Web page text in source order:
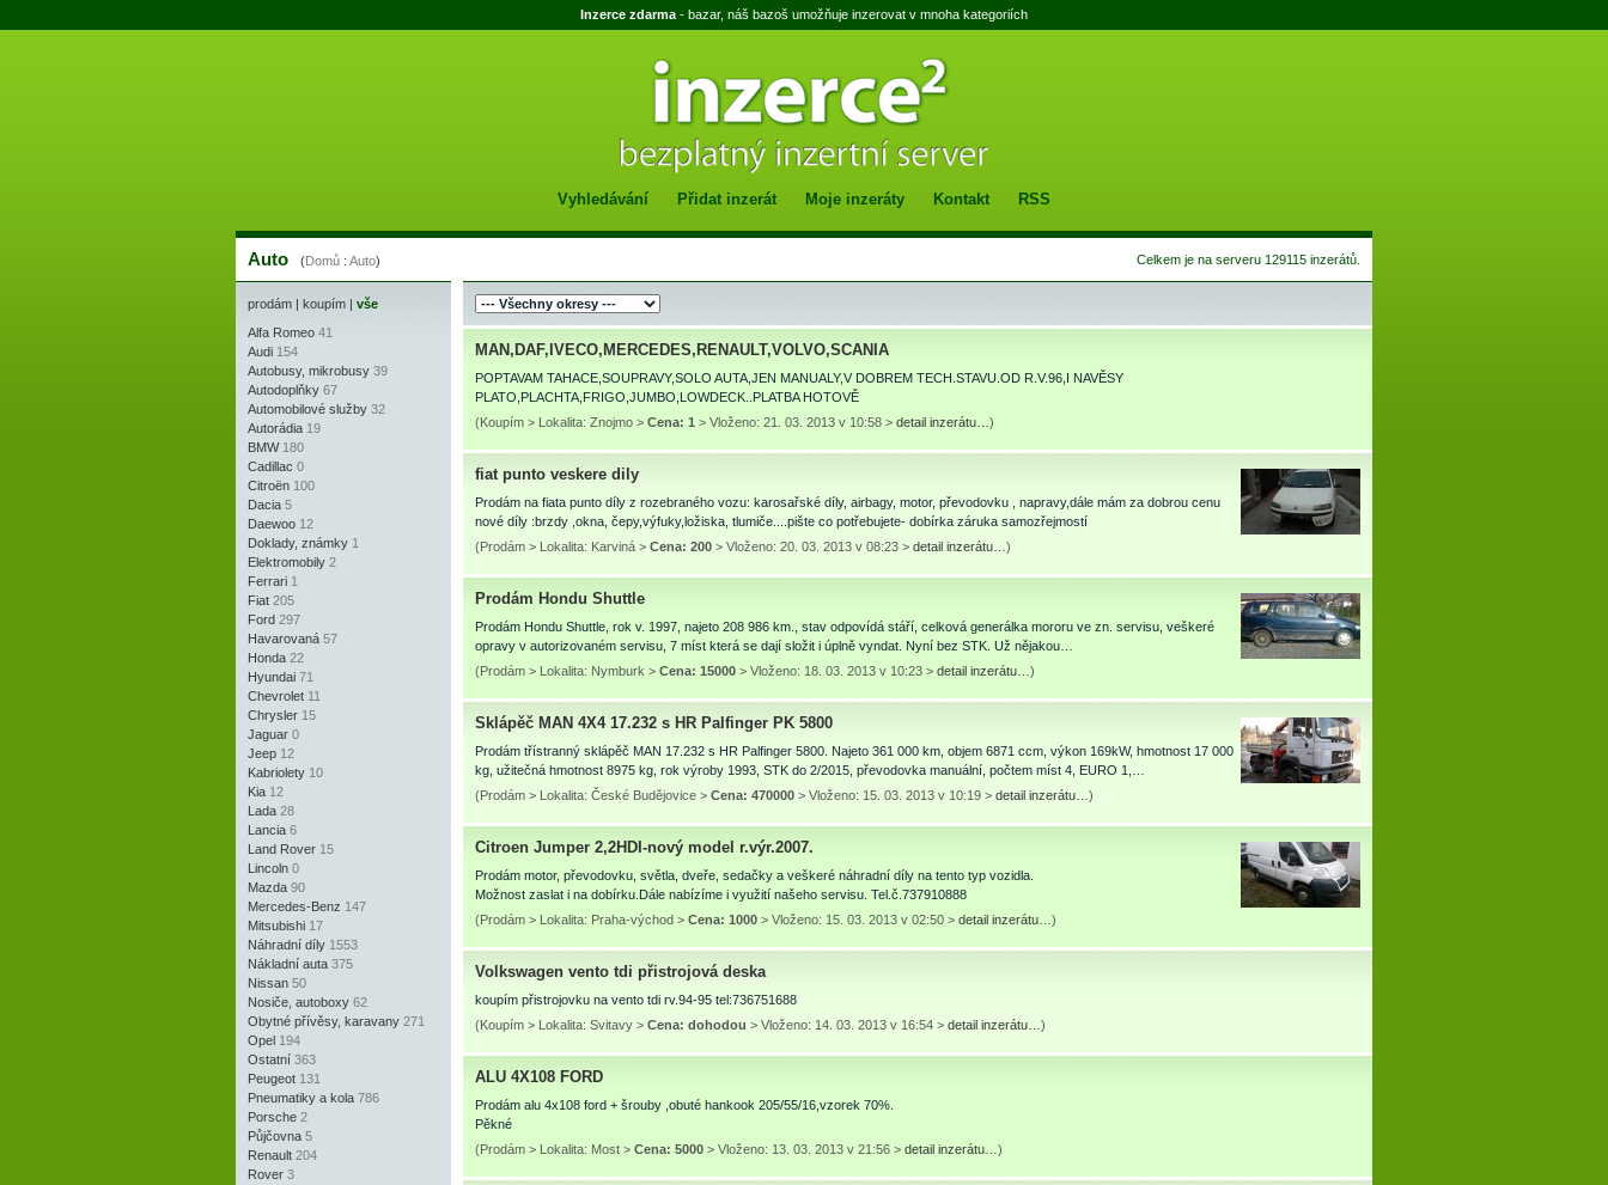
Inzerce zdarma - bazar, náš bazoš umožňuje inzerovat v mnoha kategoriích
Vyhledávání Přidat inzerát Moje inzeráty Kontakt RSS
Celkem je na serveru 129115 inzerátů.
Auto (Domů : Auto)
prodám | koupím | vše
Alfa Romeo 41
Audi 154
Autobusy, mikrobusy 39
Autodoplňky 67
Automobilové služby 32
Autorádia 19
BMW 180
Cadillac 0
Citroën 100
Dacia 5
Daewoo 12
Doklady, známky 1
Elektromobily 2
Ferrari 1
Fiat 205
Ford 297
Havarovaná 57
Honda 22
Hyundai 71
Chevrolet 11
Chrysler 15
Jaguar 0
Jeep 12
Kabriolety 10
Kia 12
Lada 28
Lancia 6
Land Rover 15
Lincoln 0
Mazda 90
Mercedes-Benz 147
Mitsubishi 17
Náhradní díly 1553
Nákladní auta 375
Nissan 50
Nosiče, autoboxy 62
Obytné přívěsy, karavany 271
Opel 194
Ostatní 363
Peugeot 131
Pneumatiky a kola 786
Porsche 2
Půjčovna 5
Renault 204
Rover 3
MAN,DAF,IVECO,MERCEDES,RENAULT,VOLVO,SCANIA
POPTAVAM TAHACE,SOUPRAVY,SOLO AUTA,JEN MANUALY,V DOBREM TECH.STAVU.OD R.V.96,I NAVĚSY
PLATO,PLACHTA,FRIGO,JUMBO,LOWDECK..PLATBA HOTOVĚ
(Koupím > Lokalita: Znojmo > Cena: 1 > Vloženo: 21. 03. 2013 v 10:58 > detail inzerátu… )
fiat punto veskere dily
Prodám na fiata punto díly z rozebraného vozu: karosařské díly, airbagy, motor, převodovku , napravy,dále mám za dobrou cenu
nové díly :brzdy ,okna, čepy,výfuky,ložiska, tlumiče....pište co potřebujete- dobírka záruka samozřejmostí
(Prodám > Lokalita: Karviná > Cena: 200 > Vloženo: 20. 03. 2013 v 08:23 > detail inzerátu… )
Prodám Hondu Shuttle
Prodám Hondu Shuttle, rok v. 1997, najeto 208 986 km., stav odpovídá stáří, celková generálka mororu ve zn. servisu, veškeré
opravy v autorizovaném servisu, 7 míst která se dají složit i úplně vyndat. Nyní bez STK. Už nějakou…
(Prodám > Lokalita: Nymburk > Cena: 15000 > Vloženo: 18. 03. 2013 v 10:23 > detail inzerátu… )
Sklápěč MAN 4X4 17.232 s HR Palfinger PK 5800
Prodám třístranný sklápěč MAN 17.232 s HR Palfinger 5800. Najeto 361 000 km, objem 6871 ccm, výkon 169kW, hmotnost 17 000
kg, užitečná hmotnost 8975 kg, rok výroby 1993, STK do 2/2015, převodovka manuální, počtem míst 4, EURO 1,…
(Prodám > Lokalita: České Budějovice > Cena: 470000 > Vloženo: 15. 03. 2013 v 10:19 > detail inzerátu… )
Citroen Jumper 2,2HDI-nový model r.výr.2007.
Prodám motor, převodovku, světla, dveře, sedačky a veškeré náhradní díly na tento typ vozidla.
Možnost zaslat i na dobírku.Dále nabízíme i využití našeho servisu. Tel.č.737910888
(Prodám > Lokalita: Praha-východ > Cena: 1000 > Vloženo: 15. 03. 2013 v 02:50 > detail inzerátu… )
Volkswagen vento tdi přistrojová deska
koupím přistrojovku na vento tdi rv.94-95 tel:736751688
(Koupím > Lokalita: Svitavy > Cena: dohodou > Vloženo: 14. 03. 2013 v 16:54 > detail inzerátu… )
ALU 4X108 FORD
Prodám alu 4x108 ford + šrouby ,obuté hankook 205/55/16,vzorek 70%.
Pěkné
(Prodám > Lokalita: Most > Cena: 5000 > Vloženo: 13. 03. 2013 v 21:56 > detail inzerátu… )